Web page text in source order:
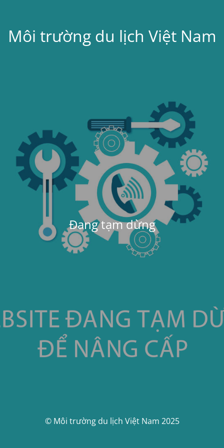
Môi trường du lịch Việt Nam
Đang tạm dừng
© Môi trường du lịch Việt Nam 2025